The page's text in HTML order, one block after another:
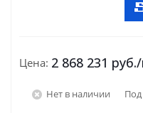
Цена: 2 868 231 руб.
Нет в наличии Под